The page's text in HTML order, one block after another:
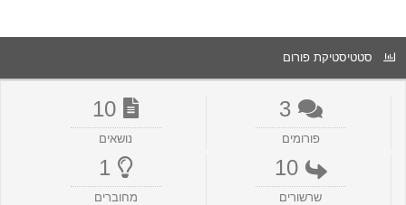
סטטיסטיקת פורום
3
פורומים
10
נושאים
10
שרשורים
1
מחוברים